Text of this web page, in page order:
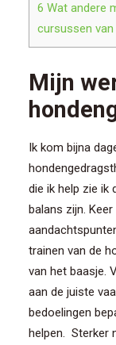
6 Wat andere
cursussen van
Mijn
Ik kom bijna
die ik help zie ik
balans zijn.
trainen van de
van het baasje.
aan de juiste
bedoelingen
helpen. Sterker